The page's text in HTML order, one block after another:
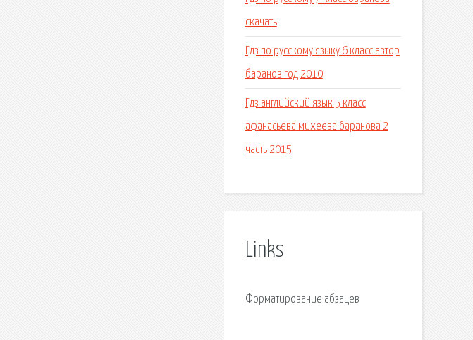
скачать
Гдз по русскому языку 6 класс автор
баранов год 2010
Гдз английский язык 5 класс
афанасьева михеева баранова 2
часть 2015
Links
Форматирование абзацев